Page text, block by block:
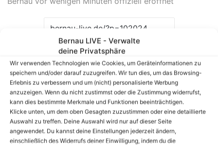
Bernau LIVE - Verwalte
deine Privatsphäre
Wir verwenden Technologien wie Cookies, um Geräteinformationen zu
speichern und/oder darauf zuzugreifen. Wir tun dies, um das Browsing-
Erlebnis zu verbessern und um (nicht) personalisierte Werbung
anzuzeigen. Wenn du nicht zustimmst oder die Zustimmung widerrufst,
kann dies bestimmte Merkmale und Funktionen beeinträchtigen.
Klicke unten, um dem oben Gesagten zuzustimmen oder eine detaillierte
Auswahl zu treffen. Deine Auswahl wird nur auf dieser Seite
angewendet. Du kannst deine Einstellungen jederzeit ändern,
einschließlich des Widerrufs deiner Einwilligung, indem du die
Link zum Beitrag kopieren
FacebookX LinkedIn WhatsAppTelegram